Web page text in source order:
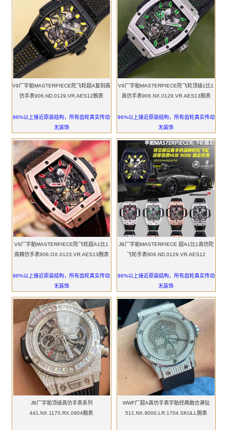
V9厂宇舶MASTERPIECE陀飞轮超A复刻高
仿手表906.ND.0129.VR.AES12腕表
96%以上接近原装结构，所有齿轮真实传动
无装饰
V9厂宇舶MASTERPIECE陀飞轮顶级1比1
高仿手表906.NX.0129.VR.AES13腕表
96%以上接近原装结构，所有齿轮真实传动
无装饰
V9厂宇舶MASTERPIECE陀飞轮超A1比1
高精仿手表906.OX.0123.VR.AES13腕表
96%以上接近原装结构，所有齿轮真实传动
无装饰
JB厂宇舶MASTERPIECE 超A1比1高仿陀
飞轮手表906.ND.0129.VR.AES12
96%以上接近原装结构，所有齿轮真实传动
无装饰
JB厂宇舶顶级高仿手表系列
441.NX.1170.RX.0904腕表
WWF厂超A高仿手表宇舶经典融合满钻
511.NX.9000.LR.1704.SKULL腕表